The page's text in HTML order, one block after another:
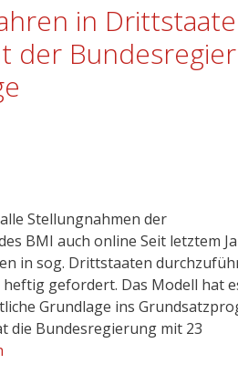
in
der
Stellungnahmen der
BMI auch online Seit letztem
in sog. Drittstaaten
gefordert. Das Modell hat
Grundlage ins
die Bundesregierung mit 23